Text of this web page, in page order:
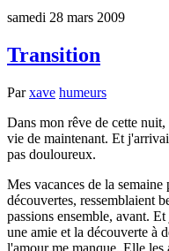
samedi 28 mars 2009
Transition
Parxave humeurs
Dans mon rêve de cette
vie de maintenant. Et
pas douloureux.
Mes vacances de la semaine
découvertes, ressemblaient
passions ensemble, avant.
une amie et la découverte à
l'amour me manque. Elle les